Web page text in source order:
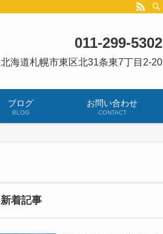
ブログ
BLOG
お問い合わせ
CONTACT
011-299-5302
北海道札幌市東区北31条東7丁目2-20
新着記事